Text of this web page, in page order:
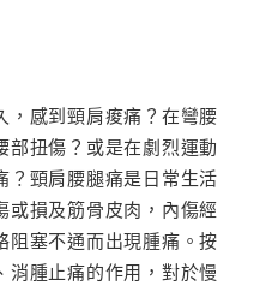
，感到頸肩痠痛？在彎腰
部扭傷？或是在劇烈運動
？頸肩腰腿痛是日常生活
或損及筋骨皮肉，內傷經
阻塞不通而出現腫痛。按
消腫止痛的作用，對於慢